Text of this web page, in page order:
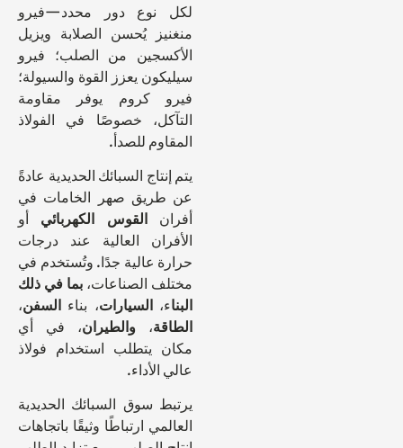
لكل نوع دور محدد—فيرو
منغنيز يُحسن الصلابة ويزيل
الأكسجين من الصلب؛ فيرو
سيليكون يعزز القوة والسيولة؛
فيرو كروم يوفر مقاومة
التآكل، خصوصًا في الفولاذ
المقاوم للصدأ.
يتم إنتاج السبائك الحديدية عادةً
عن طريق صهر الخامات في
القوس الكهربائيأو
الأفران العالية عند درجات
حرارة عالية جدًا. وتُستخدم في
مختلف الصناعات،بما في ذلك
السيارات، بناءالسفن،
،والطيران، في أي
مكان يتطلب استخدام فولاذ
عالي الأداء.
يرتبط سوق السبائك الحديدية
العالمي ارتباطًا وثيقًا باتجاهات